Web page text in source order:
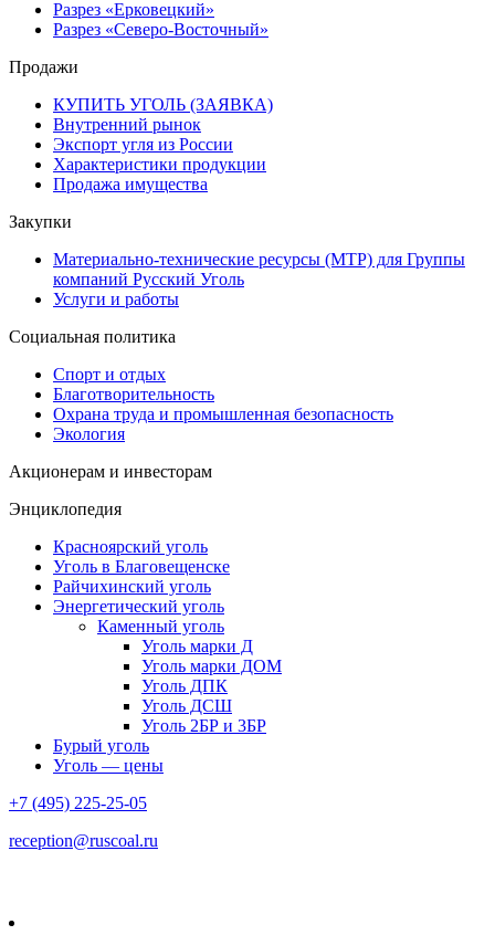
Разрез «Ерковецкий»
Разрез «Северо-Восточный»
Продажи
КУПИТЬ УГОЛЬ (ЗАЯВКА)
Внутренний рынок
Экспорт угля из России
Характеристики продукции
Продажа имущества
Закупки
Материально-технические ресурсы (МТР) для Группы
компаний Русский Уголь
Услуги и работы
Социальная политика
Спорт и отдых
Благотворительность
Охрана труда и промышленная безопасность
Экология
Акционерам и инвесторам
Энциклопедия
Красноярский уголь
Уголь в Благовещенске
Райчихинский уголь
Энергетический уголь
Каменный уголь
Уголь марки Д
Уголь марки ДОМ
Уголь ДПК
Уголь ДСШ
Уголь 2БР и 3БР
Бурый уголь
Уголь — цены
+7 (495) 225-25-05
reception@ruscoal.ru